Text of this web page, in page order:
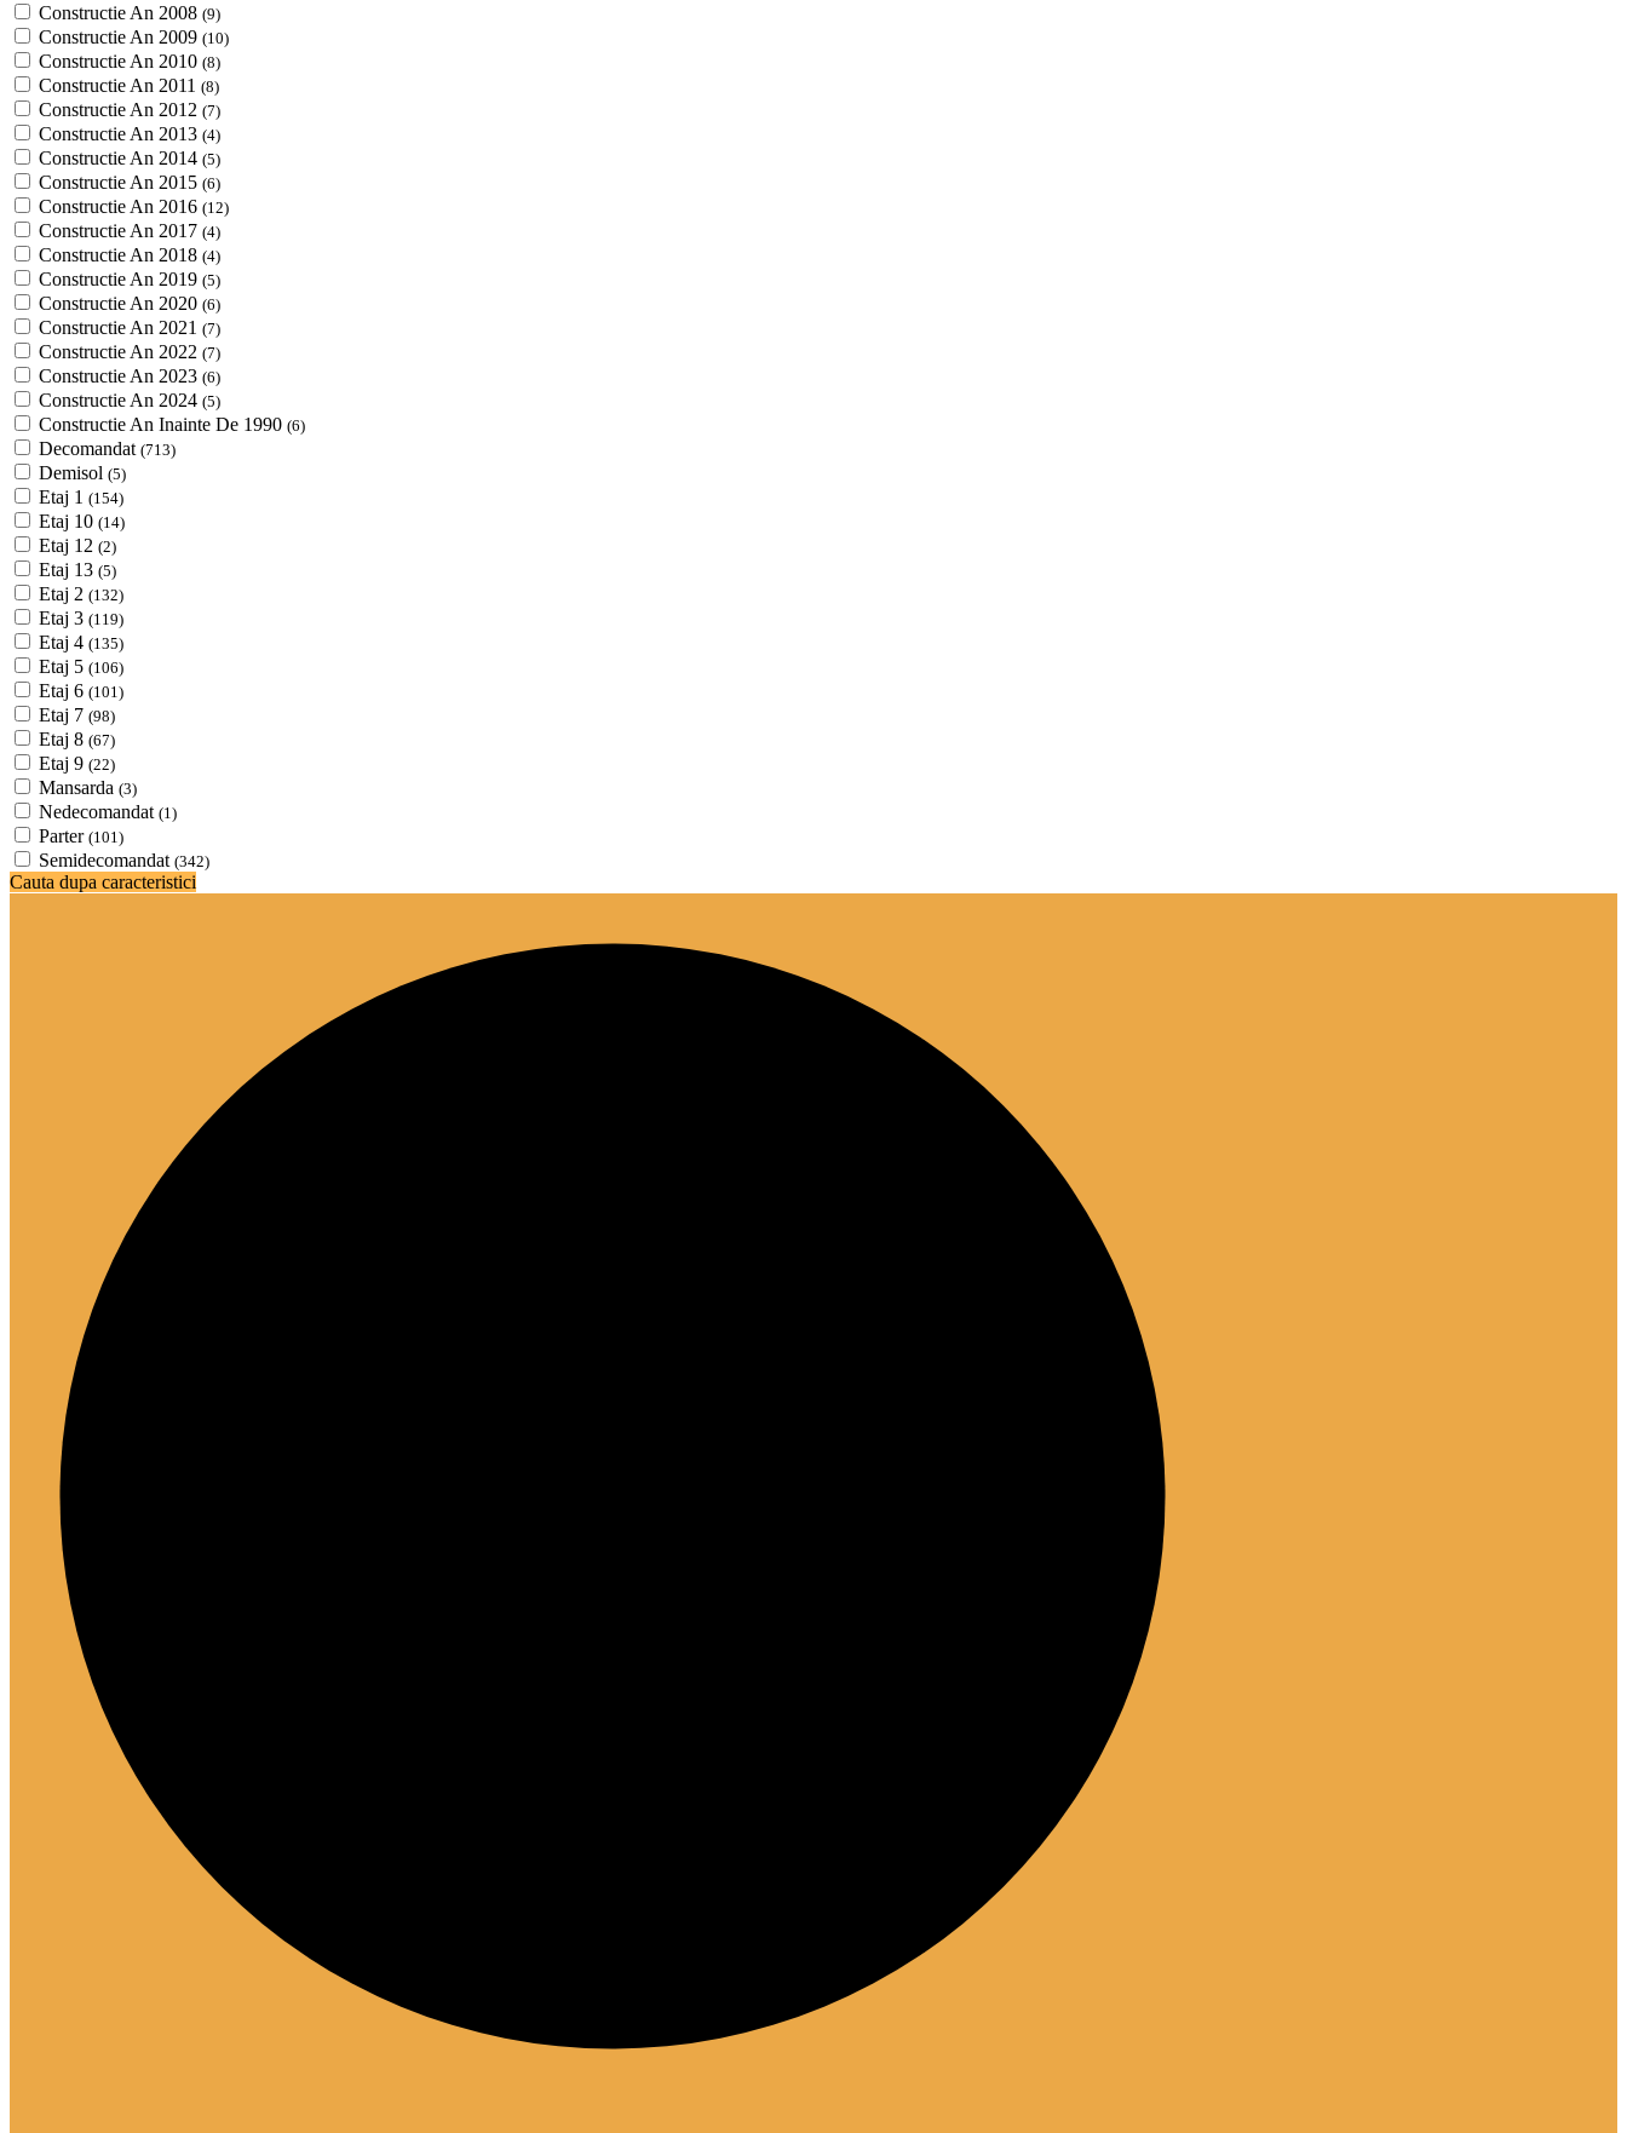
Constructie An 2008 (9)
Constructie An 2009 (10)
Constructie An 2010 (8)
Constructie An 2011 (8)
Constructie An 2012 (7)
Constructie An 2013 (4)
Constructie An 2014 (5)
Constructie An 2015 (6)
Constructie An 2016 (12)
Constructie An 2017 (4)
Constructie An 2018 (4)
Constructie An 2019 (5)
Constructie An 2020 (6)
Constructie An 2021 (7)
Constructie An 2022 (7)
Constructie An 2023 (6)
Constructie An 2024 (5)
Constructie An Inainte De 1990 (6)
Decomandat (713)
Demisol (5)
Etaj 1 (154)
Etaj 10 (14)
Etaj 12 (2)
Etaj 13 (5)
Etaj 2 (132)
Etaj 3 (119)
Etaj 4 (135)
Etaj 5 (106)
Etaj 6 (101)
Etaj 7 (98)
Etaj 8 (67)
Etaj 9 (22)
Mansarda (3)
Nedecomandat (1)
Parter (101)
Semidecomandat (342)
Cauta dupa caracteristici